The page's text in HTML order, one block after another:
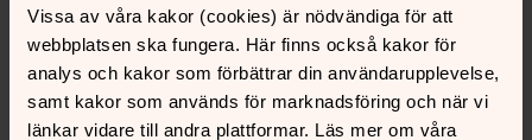
Vissa av våra kakor (cookies) är nödvändiga för att
webbplatsen ska fungera. Här finns också kakor för
analys och kakor som förbättrar din användarupplevelse,
samt kakor som används för marknadsföring och när vi
länkar vidare till andra plattformar. Läs mer om våra
Synpunkter eller frågor på sidans
innehåll?
hedvigeleonoraoscars.forsamling@svenskakyrkan.se
Dela